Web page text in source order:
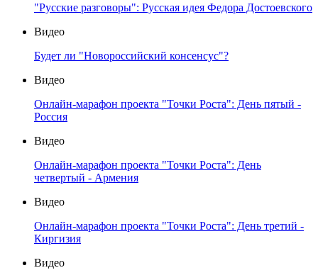
"Русские разговоры": Русская идея Федора Достоевского
Видео
Будет ли "Новороссийский консенсус"?
Видео
Онлайн-марафон проекта "Точки Роста": День пятый -
Россия
Видео
Онлайн-марафон проекта "Точки Роста": День
четвертый - Армения
Видео
Онлайн-марафон проекта "Точки Роста": День третий -
Киргизия
Видео